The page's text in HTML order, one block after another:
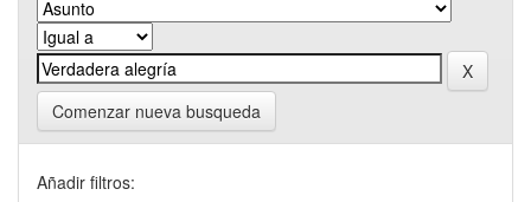
Comenzar nueva busqueda
Añadir filtros: